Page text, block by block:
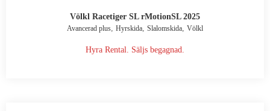
Völkl Racetiger SL rMotionSL 2025
Avancerad plus, Hyrskida, Slalomskida, Völkl
Hyra Rental. Säljs begagnad.